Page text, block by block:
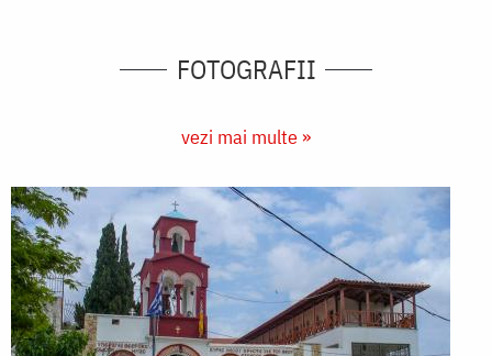
FOTOGRAFII
vezi mai multe »